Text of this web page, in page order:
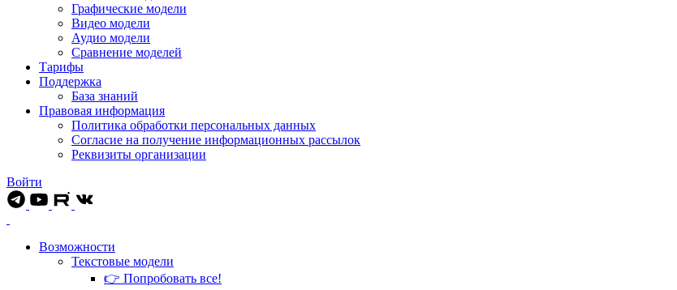
Графические модели
Видео модели
Аудио модели
Сравнение моделей
Тарифы
Поддержка
База знаний
Правовая информация
Политика обработки персональных данных
Согласие на получение информационных рассылок
Реквизиты организации
Войти
Возможности
Текстовые модели
👉 Попробовать все!